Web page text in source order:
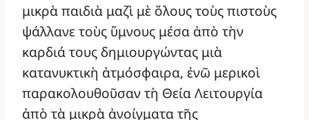
μικρὰ παιδιὰ μαζὶ μὲ ὅλους τοὺς πιστοὺς
ψάλλανε τοὺς ὕμνους μέσα ἀπὸ τὴν
καρδιά τους δημιουργώντας μιὰ
κατανυκτικὴ ἀτμόσφαιρα, ἐνῶ μερικοὶ
παρακολουθοῦσαν τὴ Θεία Λειτουργία
ἀπὸ τὰ μικρὰ ἀνοίγματα τῆς